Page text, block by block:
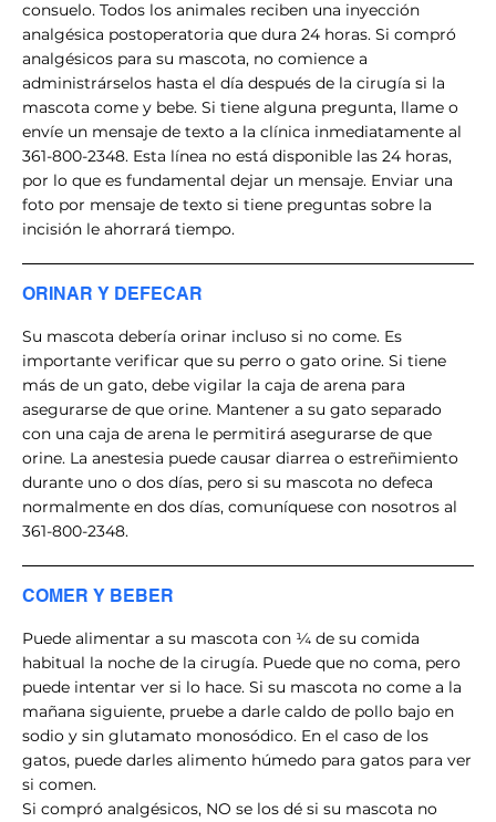
consuelo. Todos los animales reciben una inyección
analgésica postoperatoria que dura 24 horas. Si compró
analgésicos para su mascota, no comience a
administrárselos hasta el día después de la cirugía si la
mascota come y bebe. Si tiene alguna pregunta, llame o
envíe un mensaje de texto a la clínica inmediatamente al
361-800-2348. Esta línea no está disponible las 24 horas,
por lo que es fundamental dejar un mensaje. Enviar una
foto por mensaje de texto si tiene preguntas sobre la
incisión le ahorrará tiempo.
ORINAR Y DEFECAR
Su mascota debería orinar incluso si no come. Es
importante verificar que su perro o gato orine. Si tiene
más de un gato, debe vigilar la caja de arena para
asegurarse de que orine. Mantener a su gato separado
con una caja de arena le permitirá asegurarse de que
orine. La anestesia puede causar diarrea o estreñimiento
durante uno o dos días, pero si su mascota no defeca
normalmente en dos días, comuníquese con nosotros al
361-800-2348.
COMER Y BEBER
Puede alimentar a su mascota con ¼ de su comida
habitual la noche de la cirugía. Puede que no coma, pero
puede intentar ver si lo hace. Si su mascota no come a la
mañana siguiente, pruebe a darle caldo de pollo bajo en
sodio y sin glutamato monosódico. En el caso de los
gatos, puede darles alimento húmedo para gatos para ver
si comen.
Si compró analgésicos, NO se los dé si su mascota no